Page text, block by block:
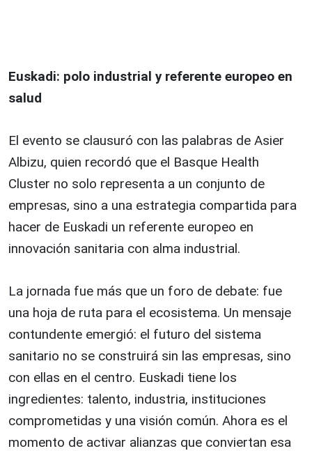
Euskadi: polo industrial y referente europeo en
salud
El evento se clausuró con las palabras de Asier
Albizu, quien recordó que el Basque Health
Cluster no solo representa a un conjunto de
empresas, sino a una estrategia compartida para
hacer de Euskadi un referente europeo en
innovación sanitaria con alma industrial.
La jornada fue más que un foro de debate: fue
una hoja de ruta para el ecosistema. Un mensaje
contundente emergió: el futuro del sistema
sanitario no se construirá sin las empresas, sino
con ellas en el centro. Euskadi tiene los
ingredientes: talento, industria, instituciones
comprometidas y una visión común. Ahora es el
momento de activar alianzas que conviertan esa